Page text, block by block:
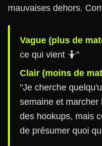
mauvaises dehors.
Vague (plus de
ce qui vient 🤷"
Clair (moins de
"Je cherche
semaine et marcher
des hookups, mais
de présumer quoi